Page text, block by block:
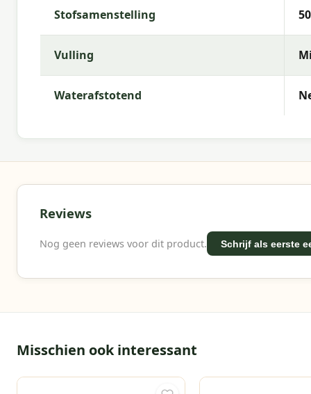
Stofsamenstelling
Vulling
Waterafstotend
Reviews
Nog geen reviews voor dit product. Schrijf als eerste
Misschien ook interessant